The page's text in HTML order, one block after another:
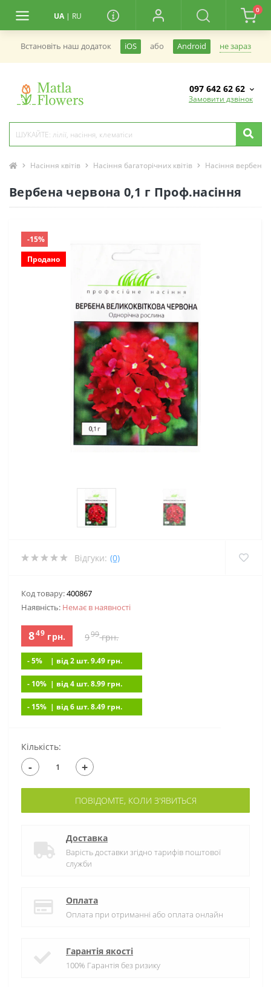
UA | RU
0
Встановiть наш додаток iOS або Android не зараз
097 642 62 62
Замовити дзвінок
Насіння квітів Насіння багаторічних квітів Насіння вербени
Вербена червона 0,1 г Проф.насіння
-15%
Продано
Відгуки: (0)
Код товару:400867
Наявність: Немає в наявностi
849грн. 999грн.
- 5% | вiд 2 шт. 9.49 грн.
- 10% | вiд 4 шт. 8.99 грн.
- 15% | вiд 6 шт. 8.49 грн.
Кількість:
- +
ПОВІДОМТЕ, КОЛИ З'ЯВИТЬСЯ
Доставка
Варість доставки згідно тарифів поштової
служби
Оплата
Оплата при отриманні або оплата онлайн
Гарантія якості
100% Гарантія без ризику